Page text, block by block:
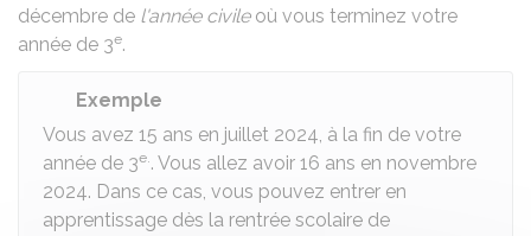
décembre de l'année civileoù vous terminez votre
année de 3e.
Exemple
Vous avez 15 ans en juillet 2024, à la fin de votre
année de 3e.. Vous allez avoir 16 ans en novembre
2024. Dans ce cas, vous pouvez entrer en
apprentissage dès la rentrée scolaire de